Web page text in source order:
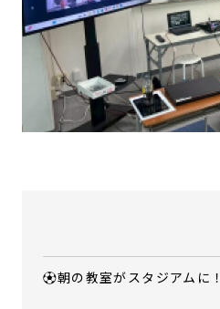
⚽朝の教室がスタジアムに